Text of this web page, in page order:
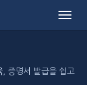
증명서 발급을 쉽고